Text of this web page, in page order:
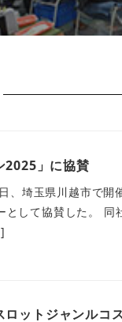
」に協賛
、埼玉県川越市で開
して協賛した。 同
ットジャンルコ